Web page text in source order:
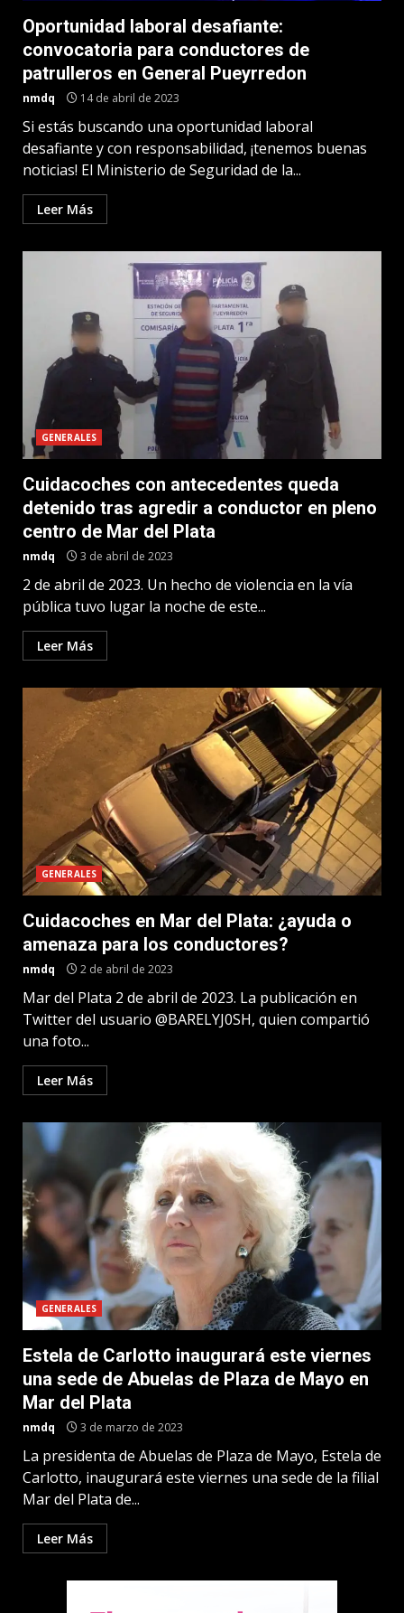
Oportunidad laboral desafiante:
convocatoria para conductores de
patrulleros en General Pueyrredon
nmdq 14 de abril de 2023
Si estás buscando una oportunidad laboral
desafiante y con responsabilidad, ¡tenemos buenas
noticias! El Ministerio de Seguridad de la...
Leer Más
GENERALES
Cuidacoches con antecedentes queda
detenido tras agredir a conductor en pleno
centro de Mar del Plata
nmdq 3 de abril de 2023
2 de abril de 2023. Un hecho de violencia en la vía
pública tuvo lugar la noche de este...
Leer Más
GENERALES
Cuidacoches en Mar del Plata: ¿ayuda o
amenaza para los conductores?
nmdq 2 de abril de 2023
Mar del Plata 2 de abril de 2023. La publicación en
Twitter del usuario @BARELYJ0SH, quien compartió
una foto...
Leer Más
GENERALES
Estela de Carlotto inaugurará este viernes
una sede de Abuelas de Plaza de Mayo en
Mar del Plata
nmdq 3 de marzo de 2023
La presidenta de Abuelas de Plaza de Mayo, Estela de
Carlotto, inaugurará este viernes una sede de la filial
Mar del Plata de...
Leer Más